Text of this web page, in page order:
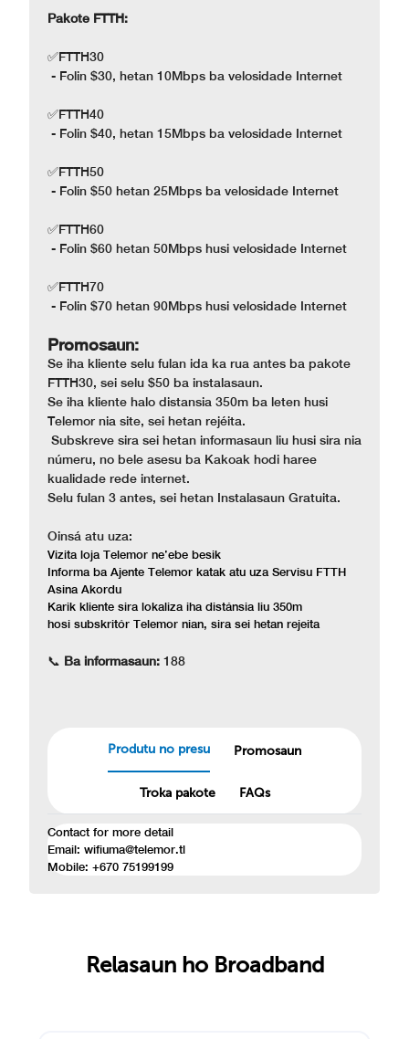
Pakote FTTH:
✅FTTH30
- Folin $30, hetan 10Mbps ba velosidade Internet
✅FTTH40
- Folin $40, hetan 15Mbps ba velosidade Internet
✅FTTH50
- Folin $50 hetan 25Mbps ba velosidade Internet
✅FTTH60
- Folin $60 hetan 50Mbps husi velosidade Internet
✅FTTH70
- Folin $70 hetan 90Mbps husi velosidade Internet
Promosaun:
Se iha kliente selu fulan ida ka rua antes ba pakote
FTTH30, sei selu $50 ba instalasaun.
Se iha kliente halo distansia 350m ba leten husi
Telemor nia site, sei hetan rejéita.
Subskreve sira sei hetan informasaun liu husi sira nia
númeru, no bele asesu ba Kakoak hodi haree
kualidade rede internet.
Selu fulan 3 antes, sei hetan Instalasaun Gratuita.
Oinsá atu uza:
Vizita loja Telemor ne’ebe besik
Informa ba Ajente Telemor katak atu uza Servisu FTTH
Asina Akordu
Karik kliente sira lokaliza iha distánsia liu 350m
hosi subskritór Telemor nian, sira sei hetan rejeita
📞 Ba informasaun: 188
Produtu no presu Promosaun
Troka pakote FAQs
Contact for more detail
Email: wifiuma@telemor.tl
Mobile: +670 75199199
Relasaun ho Broadband